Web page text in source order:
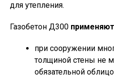
для утепления.
Газобетон Д300
при сооружении
толщиной стены не
обязательной